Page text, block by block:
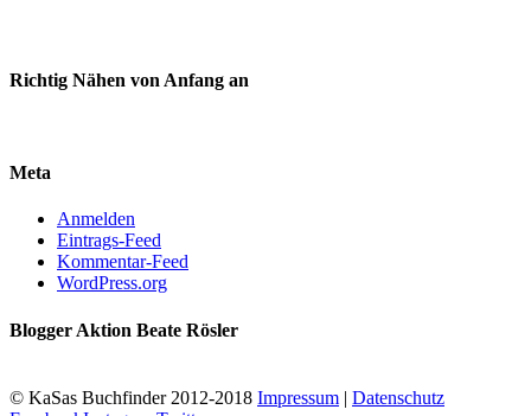
Richtig Nähen von Anfang an
Meta
Anmelden
Eintrags-Feed
Kommentar-Feed
WordPress.org
Blogger Aktion Beate Rösler
© KaSas Buchfinder 2012-2018 Impressum | Datenschutz